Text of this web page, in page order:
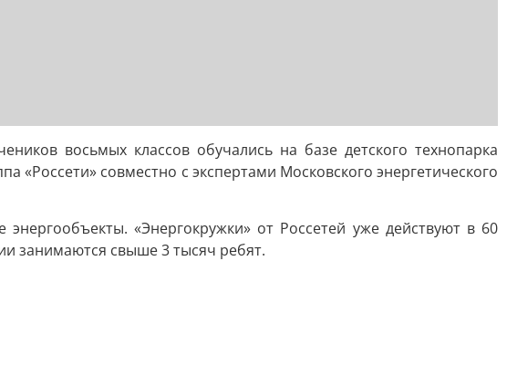
восьмых классов обучались на базе детского технопарка
совместно с экспертами Московского энергетического
«Энергокружки» от Россетей уже действуют в 60
занимаются свыше 3 тысяч ребят.